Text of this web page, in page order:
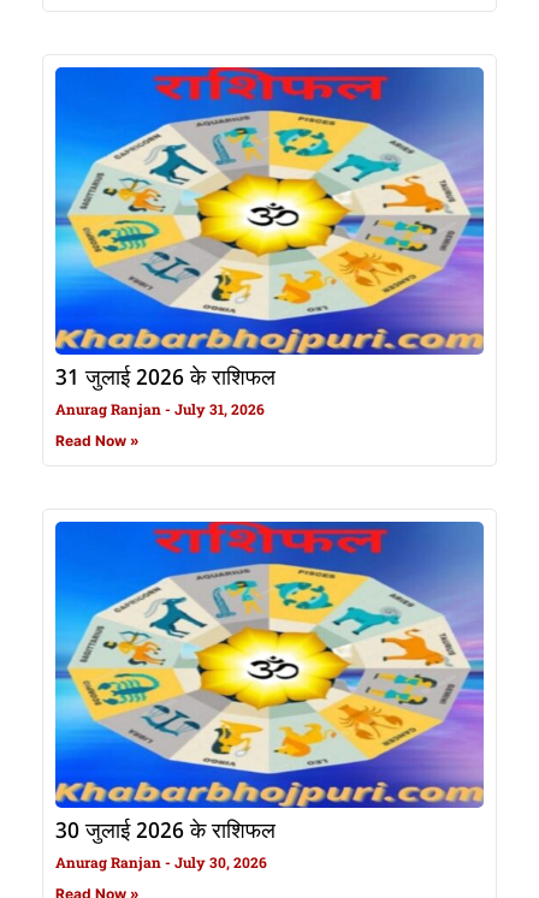
31 जुलाई 2026 के राशिफल
Anurag Ranjan July 31, 2026
Read Now »
30 जुलाई 2026 के राशिफल
Anurag Ranjan July 30, 2026
Read Now »